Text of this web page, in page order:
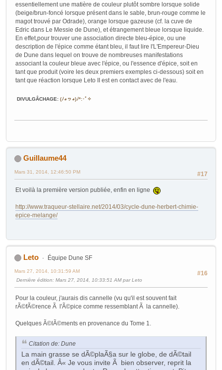
essentiellement une matière de couleur plutôt sombre lorsque solide
(beige/brun-foncé lorsque présent dans le sable, brun-rouge comme le
magot trouvé par Odrade), orange lorsque gazeuse (cf. la cuve de
Edric dans Le Messie de Dune), et étrangement bleue lorsque liquide.
En effet,pour trouver une association directe bleu-épice, ou une
description de l'épice comme étant bleu, il faut lire l'L'Empereur-Dieu
de Dune dans lequel on trouve de nombreuses manifestations
associant la couleur bleue avec l'épice, ou l'essence d'épice, soit en
tant que produit (voire les deux premiers exemples ci-dessous) soit en
tant que réaction lorsque Leto II est en contact avec de l'eau.
DIVULGÂCHAGE: (ﾉ◕ヮ◕)ﾉ*:･ﾟ✧
Guillaume44
#17
Mars 31, 2014, 12:46:50 PM
Et voilà la première version publiée, enfin en ligne
http://www.traqueur-stellaire.net/2014/03/cycle-dune-herbert-chimie-
epice-melange/
Leto Équipe Dune SF
#16
Mars 27, 2014, 10:31:59 AM
Dernière édition: Mars 27, 2014, 10:33:51 AM par Leto
Pour la couleur, j'aurais dis cannelle (vu qu'il est souvent fait
rÃ©fÃ©rence Ã l'Ã©pice comme ressemblant Ã la cannelle).
Quelques Ã©lÃ©ments en provenance du Tome 1.
Citation de: Dune
La main grasse se dÃ©plaÃ§a sur le globe, de dÃ©tail
en dÃ©tail. Â« Je vous invite Ã bien observer, reprit la